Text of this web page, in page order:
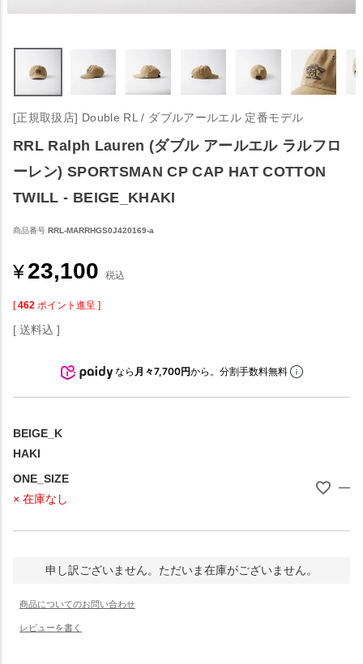
[正規取扱店] Double RL / ダブルアールエル 定番モデル
RRL Ralph Lauren (ダブル アールエル ラルフロ
ーレン) SPORTSMAN CP CAP HAT COTTON
TWILL - BEIGE_KHAKI
商品番号 RRL-MARRHGS0J420169-a
¥23,100 税込
[ 462 ポイント進呈 ]
送料込
なら 月々7,700円から。分割手数料無料
BEIGE_K
HAKI
ONE_SIZE
× 在庫なし
—
申し訳ございません。ただいま在庫がございません。